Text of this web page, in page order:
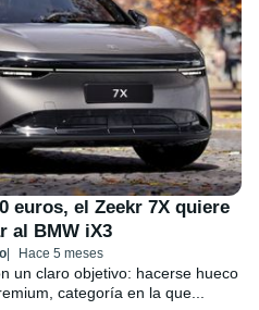
euros, el Zeekr 7X quiere
al BMW iX3
Hace 5 meses
un claro objetivo: hacerse hueco
categoría en la que...